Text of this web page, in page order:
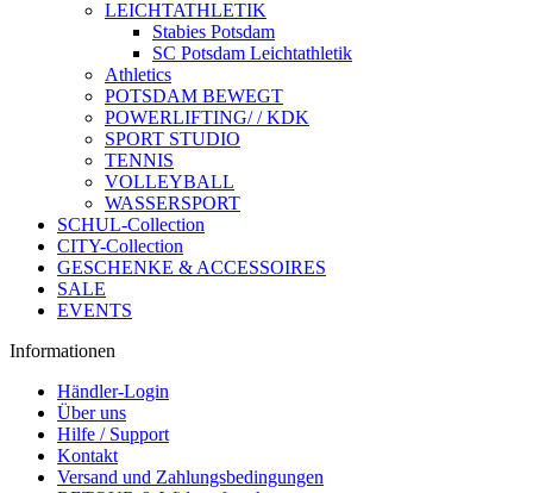
LEICHTATHLETIK
Stabies Potsdam
SC Potsdam Leichtathletik
Athletics
POTSDAM BEWEGT
POWERLIFTING/ / KDK
SPORT STUDIO
TENNIS
VOLLEYBALL
WASSERSPORT
SCHUL-Collection
CITY-Collection
GESCHENKE & ACCESSOIRES
SALE
EVENTS
Informationen
Händler-Login
Über uns
Hilfe / Support
Kontakt
Versand und Zahlungsbedingungen